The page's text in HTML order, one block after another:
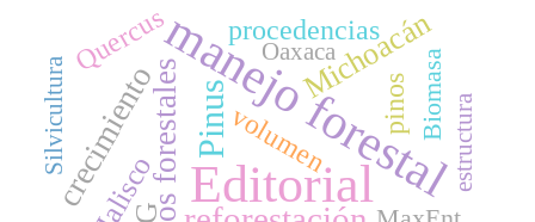
Editorial
manejo forestal
Pinus
viveros forestales
crecimiento
Michoacán
Jalisco
procedencias
volumen pinos
Quercus
Biomasaestructura
Silvicultura
Oaxaca